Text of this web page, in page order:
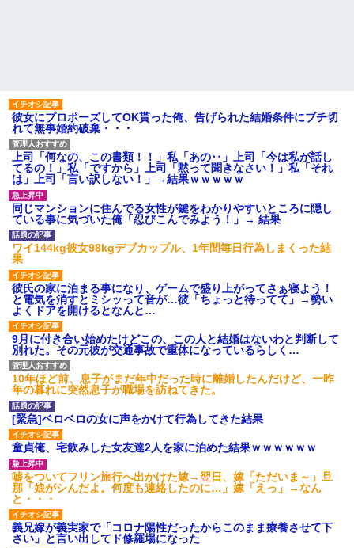
彼女にプロポーズしてOK貰った俺、告げられた結婚条件にブチ切
れて無事婚約破棄・・・
上司「何なの、この書類！！」私「あの‥」上司「今は私が話し
てるの！」私「ですから」上司「黙って聞きなさい！」私「それ
は」上司「言い訳しない！」→結果ｗｗｗｗｗ
同じマンションに住んでる女性が鍵をわかりやすいところに隠し
ている事に気づいた俺「忍びこんでみよう！」→ 結果
ワイ144kg彼女98kgデブカップル、1年間毎日行為しまくった結
果
彼氏の家に泊まる事になり、ゲームで盛り上がってさぁ寝よう！
と電気を消すとミシッって音が…彼「ちょっと待ってて」→勢い
よくドアを開けるとなんと…
9月に付き合い始めたけどこの、この人と結婚はないわと判断して
別れた。その元彼が交通事故で重体になっているらしく…
10年ほど前、息子がまだ年中だった時に離婚したんだけど、一昨
年の暮れに突然息子が職場を訪ねてきた。
[緊急]ベロベロの女に声をかけて行為してきた結果
童貞俺、宅飲みした女友達2人を家に泊めた結果ｗｗｗｗｗｗ
嘘をついてフリン旅行へ出かけた嫁→翌日、嫁「ただいま～」旦
那「娘がシんだよ。何度も連絡したのに…」嫁「えっ」→なん
と・・・
義兄嫁が義実家で「コロナ陽性だったからこのまま療養させて下
さい」と言い出してド修羅場になった